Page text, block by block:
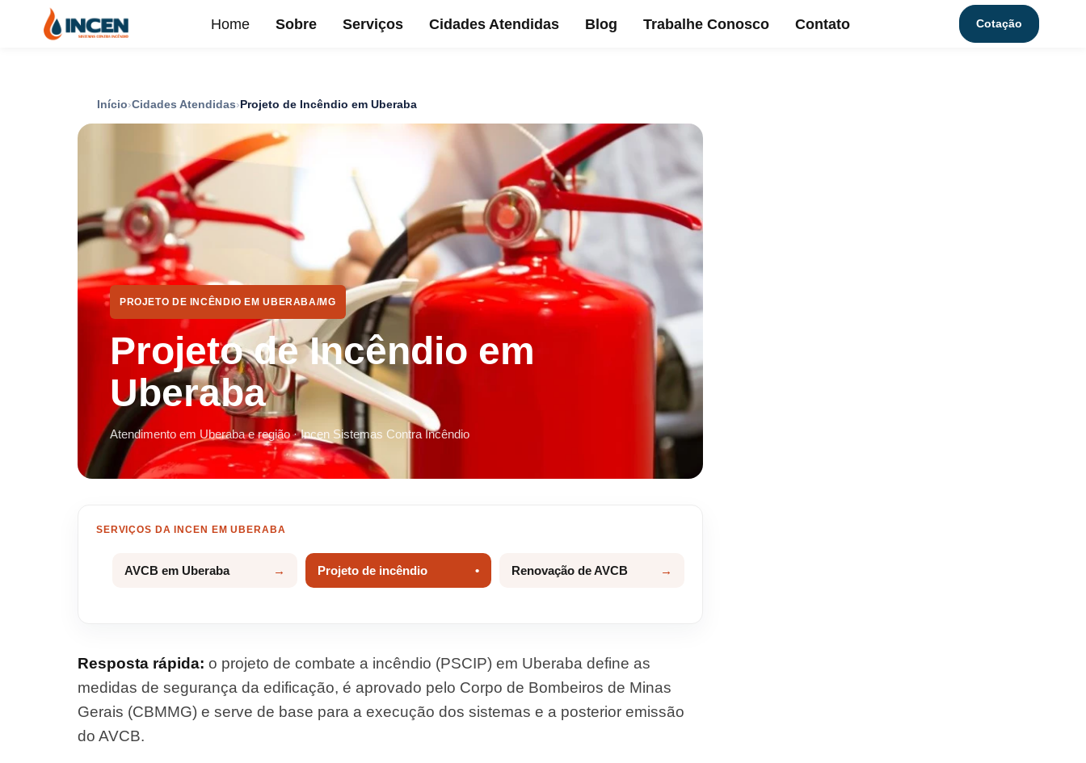
Home Sobre Serviços Cidades Atendidas Blog Trabalhe Conosco Contato Cotação
Início Cidades Atendidas Projeto de Incêndio em Uberaba
PROJETO DE INCÊNDIO EM UBERABA/MG
Projeto de Incêndio em
Uberaba
Atendimento em Uberaba e região · Incen Sistemas Contra Incêndio
SERVIÇOS DA INCEN EM UBERABA
AVCB em Uberaba Projeto de incêndio Renovação de AVCB
Resposta rápida: o projeto de combate a incêndio (PSCIP) em Uberaba define as
medidas de segurança da edificação, é aprovado pelo Corpo de Bombeiros de Minas
Gerais (CBMMG) e serve de base para a execução dos sistemas e a posterior emissão
do AVCB.